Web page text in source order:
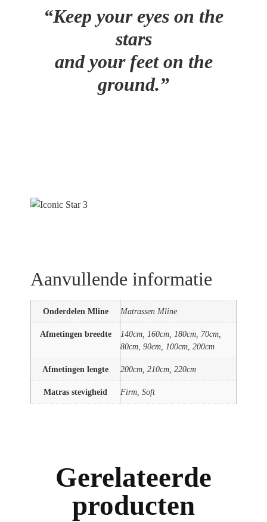
“Keep your eyes on the
stars
and your feet on the
ground.”
Aanvullende informatie
Onderdelen Mline Matrassen Mline
Afmetingen breedte
140cm, 160cm, 180cm, 70cm,
80cm, 90cm, 100cm, 200cm
Afmetingen lengte 200cm, 210cm, 220cm
Matras stevigheid Firm, Soft
Gerelateerde
producten